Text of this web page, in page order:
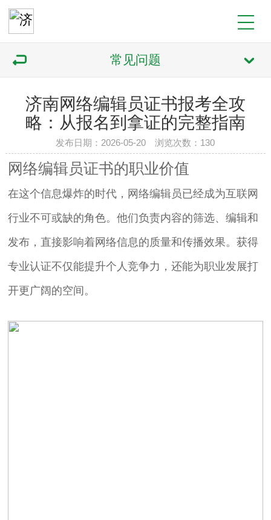
常见问题
济南网络编辑员证书报考全攻
略：从报名到拿证的完整指南
发布日期：2026-05-20 浏览次数：130
网络编辑员证书的职业价值
在这个信息爆炸的时代，网络编辑员已经成为互联网
行业不可或缺的角色。他们负责内容的筛选、编辑和
发布，直接影响着网络信息的质量和传播效果。获得
专业认证不仅能提升个人竞争力，还能为职业发展打
开更广阔的空间。